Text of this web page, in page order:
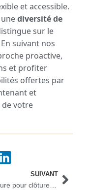
et accessible.
diversité de
sur le
En suivant nos
proactive,
et profiter
offertes par
et
votre
SUIVANT